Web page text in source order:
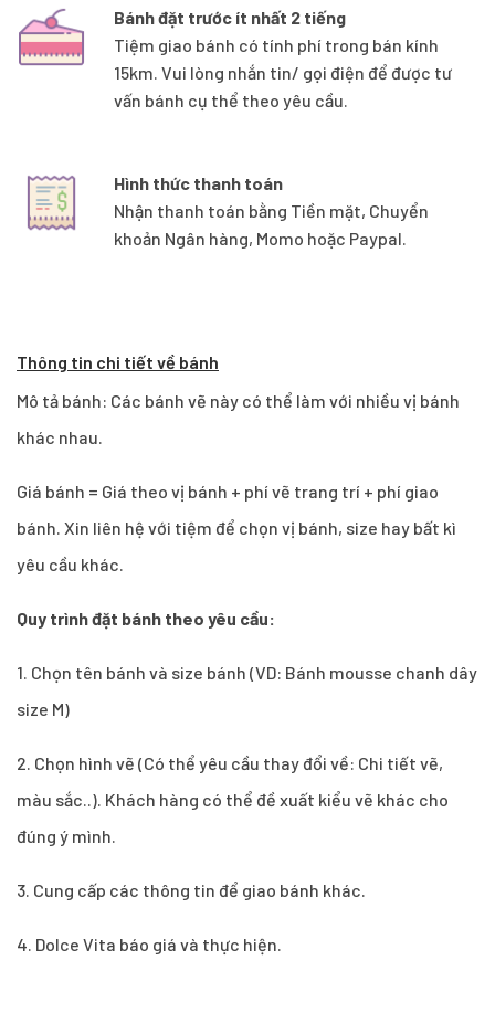
Bánh đặt trước ít nhất 2 tiếng
Tiệm giao bánh có tính phí trong bán kính
15km. Vui lòng nhắn tin/ gọi điện để được tư
vấn bánh cụ thể theo yêu cầu.
Hình thức thanh toán
Nhận thanh toán bằng Tiền mặt, Chuyển
khoản Ngân hàng, Momo hoặc Paypal.
Thông tin chi tiết về bánh
Mô tả bánh: Các bánh vẽ này có thể làm với nhiều vị bánh
khác nhau.
Giá bánh = Giá theo vị bánh + phí vẽ trang trí + phí giao
bánh. Xin liên hệ với tiệm để chọn vị bánh, size hay bất kì
yêu cầu khác.
Quy trình đặt bánh theo yêu cầu:
1. Chọn tên bánh và size bánh (VD: Bánh mousse chanh dây
size M)
2. Chọn hình vẽ (Có thể yêu cầu thay đổi về: Chi tiết vẽ,
màu sắc..). Khách hàng có thể đề xuất kiểu vẽ khác cho
đúng ý mình.
3. Cung cấp các thông tin để giao bánh khác.
4. Dolce Vita báo giá và thực hiện.